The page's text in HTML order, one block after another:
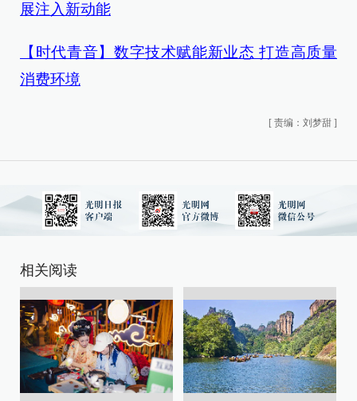
展注入新动能
【时代青音】数字技术赋能新业态 打造高质量
消费环境
[ 责编：刘梦甜 ]
相关阅读